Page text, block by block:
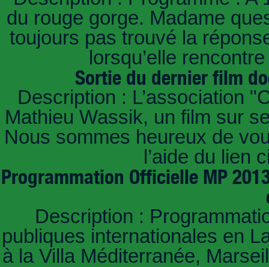
du rouge gorge. Madame
toujours pas trouvé la
lorsqu’elle
Sortie du dernier film
Description : L’association
Mathieu Wassik, un film sur
Nous sommes heureux de
l’aide du lien
Programmation Officielle MP
Description :
publiques internationales en
à la Villa Méditerranée,